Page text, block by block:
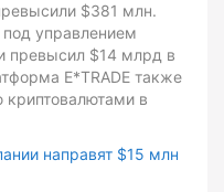
$381 млн.
управлением
превысил $14 млрд в
E*TRADE также
криптовалютами в
направят $15 млн